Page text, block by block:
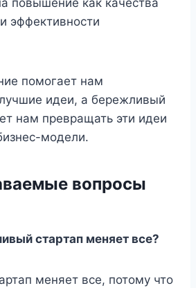
эффективности
помогает нам
идеи, а бережливый
нам превращать эти идеи
модели.
вопросы
стартап меняет все?
меняет все, потому что